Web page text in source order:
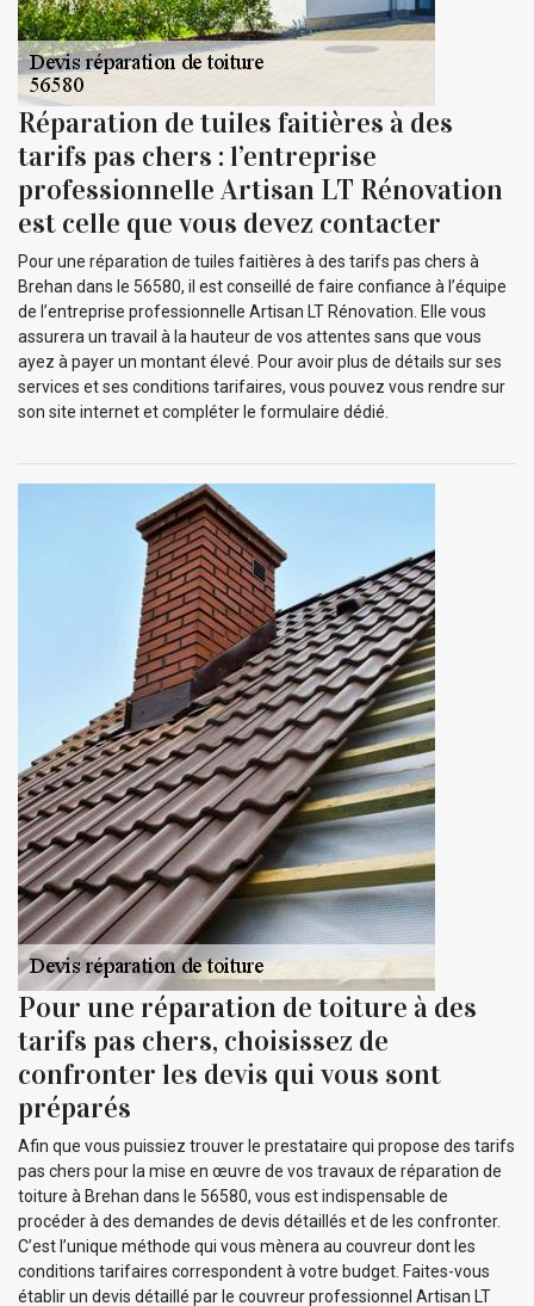
Réparation de tuiles faitières à des
tarifs pas chers : l’entreprise
professionnelle Artisan LT Rénovation
est celle que vous devez contacter
Pour une réparation de tuiles faitières à des tarifs pas chers à
Brehan dans le 56580, il est conseillé de faire confiance à l’équipe
de l’entreprise professionnelle Artisan LT Rénovation. Elle vous
assurera un travail à la hauteur de vos attentes sans que vous
ayez à payer un montant élevé. Pour avoir plus de détails sur ses
services et ses conditions tarifaires, vous pouvez vous rendre sur
son site internet et compléter le formulaire dédié.
Pour une réparation de toiture à des
tarifs pas chers, choisissez de
confronter les devis qui vous sont
préparés
Afin que vous puissiez trouver le prestataire qui propose des tarifs
pas chers pour la mise en œuvre de vos travaux de réparation de
toiture à Brehan dans le 56580, vous est indispensable de
procéder à des demandes de devis détaillés et de les confronter.
C’est l’unique méthode qui vous mènera au couvreur dont les
conditions tarifaires correspondent à votre budget. Faites-vous
établir un devis détaillé par le couvreur professionnel Artisan LT